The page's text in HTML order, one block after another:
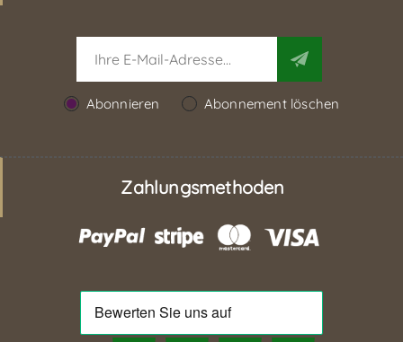
Abonnieren Abonnement löschen
Zahlungsmethoden